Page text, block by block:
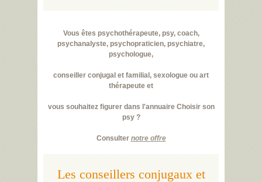
Vous êtes psychothérapeute, psy, coach,
psychanalyste, psychopraticien, psychiatre,
psychologue,
conseiller conjugal et familial, sexologue ou art
thérapeute et
vous souhaitez figurer dans l'annuaire Choisir son
psy ?
Consulter notre offre
Les conseillers conjugaux et